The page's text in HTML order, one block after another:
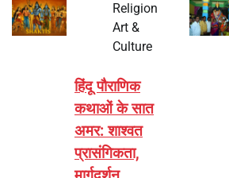
Religion
Art &
Culture
हिंदू पौराणिक
कथाओं के सात
अमर: शाश्वत
प्रासंगिकता,